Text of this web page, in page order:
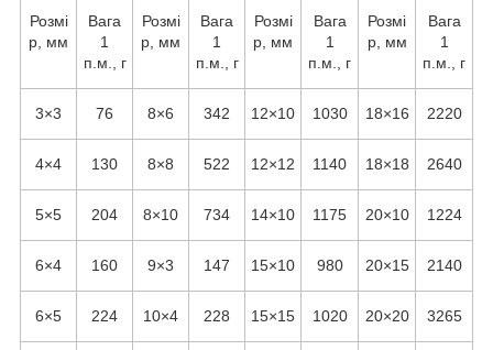
Розмі
р, мм
Вага
1
п.м., г
Розмі
р, мм
Вага
1
п.м., г
Розмі
р, мм
Вага
1
п.м., г
Розмі
р, мм
Вага
1
п.м., г
3×3 76 8×6 342 12×10 1030 18×16 2220
4×4 130 8×8 522 12×12 1140 18×18 2640
5×5 204 8×10 734 14×10 1175 20×10 1224
6×4 160 9×3 147 15×10 980 20×15 2140
6×5 224 10×4 228 15×15 1020 20×20 3265